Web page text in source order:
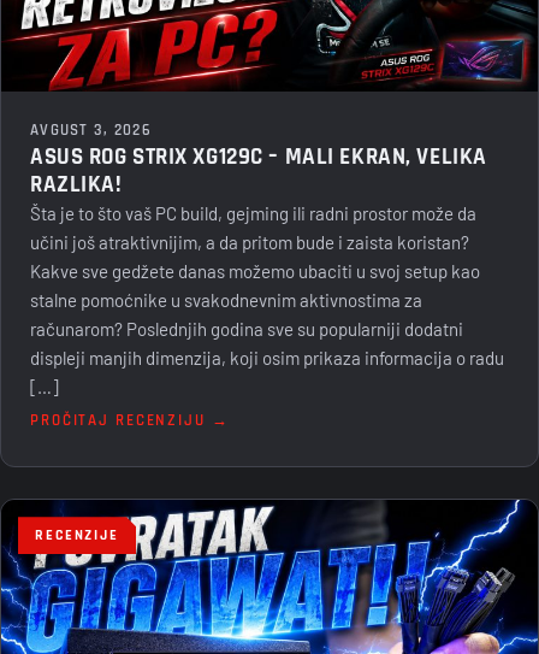
AVGUST 3, 2026
ASUS ROG STRIX XG129C – MALI EKRAN, VELIKA
RAZLIKA!
Šta je to što vaš PC build, gejming ili radni prostor može da
učini još atraktivnijim, a da pritom bude i zaista koristan?
Kakve sve gedžete danas možemo ubaciti u svoj setup kao
stalne pomoćnike u svakodnevnim aktivnostima za
računarom? Poslednjih godina sve su popularniji dodatni
displeji manjih dimenzija, koji osim prikaza informacija o radu
[…]
PROČITAJ RECENZIJU →
RECENZIJE